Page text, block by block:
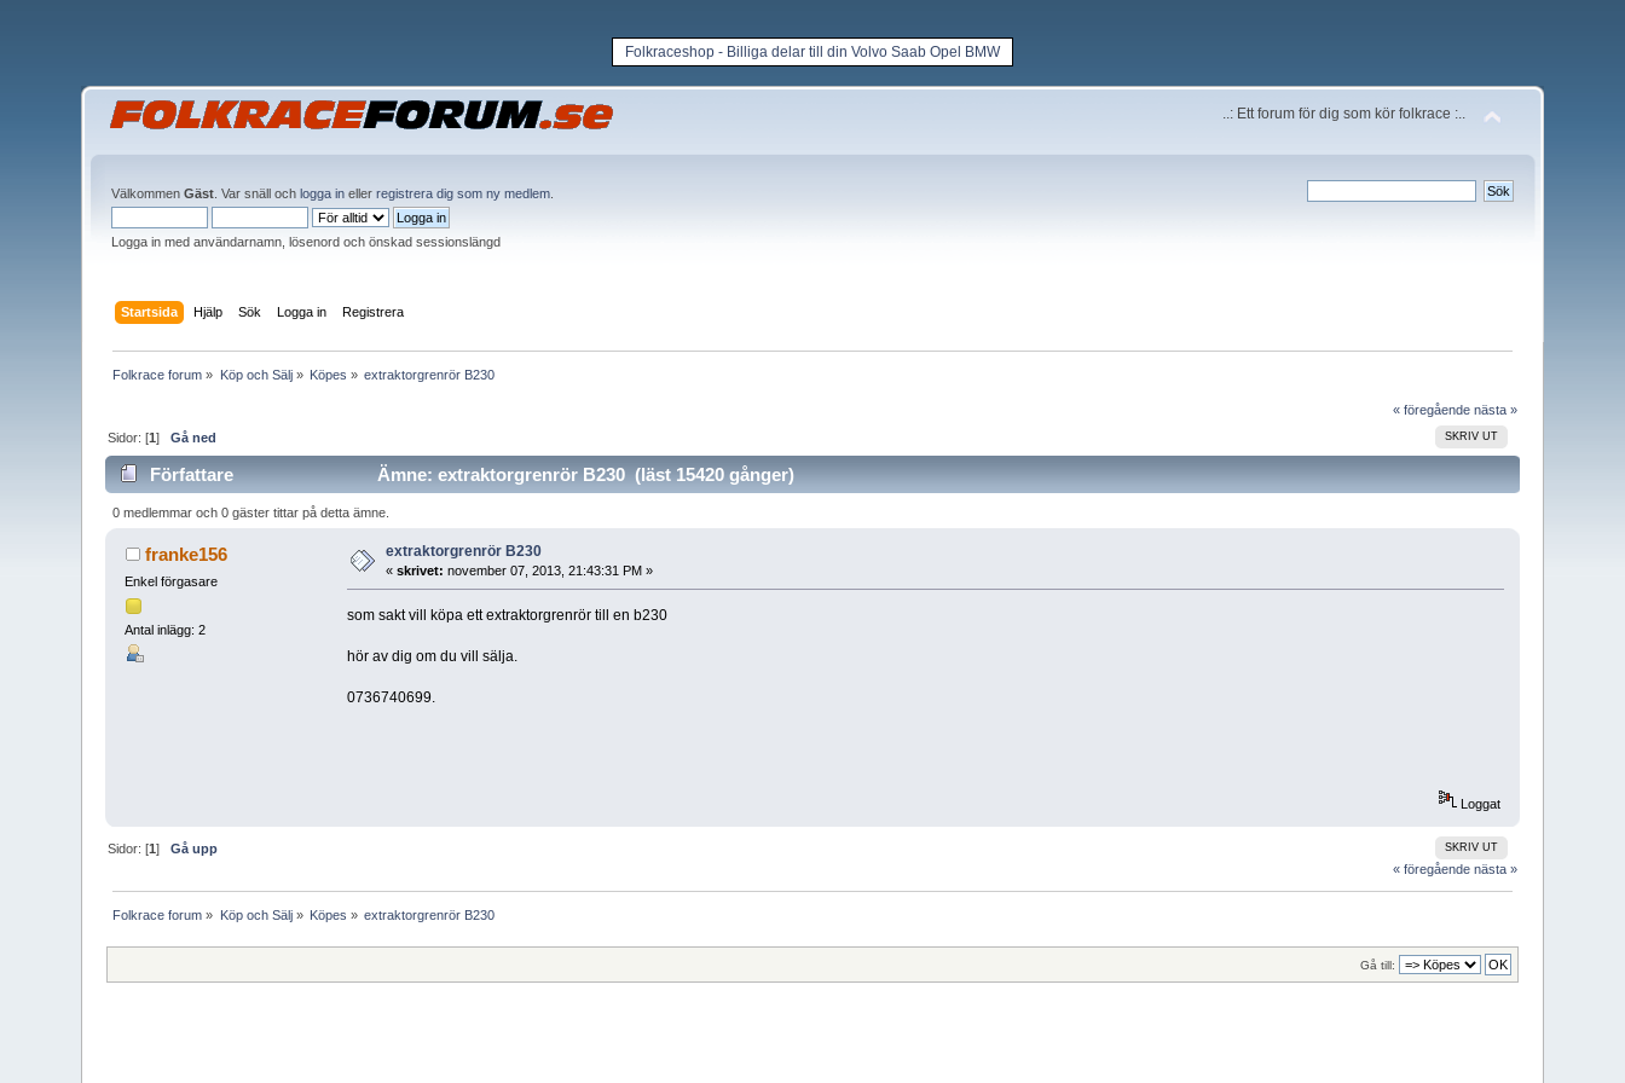
Folkraceshop - Billiga delar till din Volvo Saab Opel BMW
..: Ett forum för dig som kör folkrace :..
VälkommenGäst . Var snäll ochlogga in ellerregistrera dig som ny medlem
Logga in med användarnamn, lösenord och önskad sessionslängd
Startsida Hjälp Sök Logga in Registrera
Folkrace forum » Köp och Sälj» Köpes » extraktorgrenrör B230
« föregående nästa »
SKRIV UT
Sidor: [1]Gå ned
Författare Ämne: extraktorgrenrör B230 (läst 15420 gånger)
0 medlemmar och 0 gäster tittar på detta ämne.
franke156
Enkel förgasare
Antal inlägg: 2
extraktorgrenrör B230
«skrivet: november 07, 2013, 21:43:31 PM »
som sakt vill köpa ett extraktorgrenrör till en b230
hör av dig om du vill sälja.
0736740699.
Loggat
SKRIV UT
Sidor: [1]Gå upp
« föregående nästa »
Folkrace forum » Köp och Sälj» Köpes » extraktorgrenrör B230
Gå till: